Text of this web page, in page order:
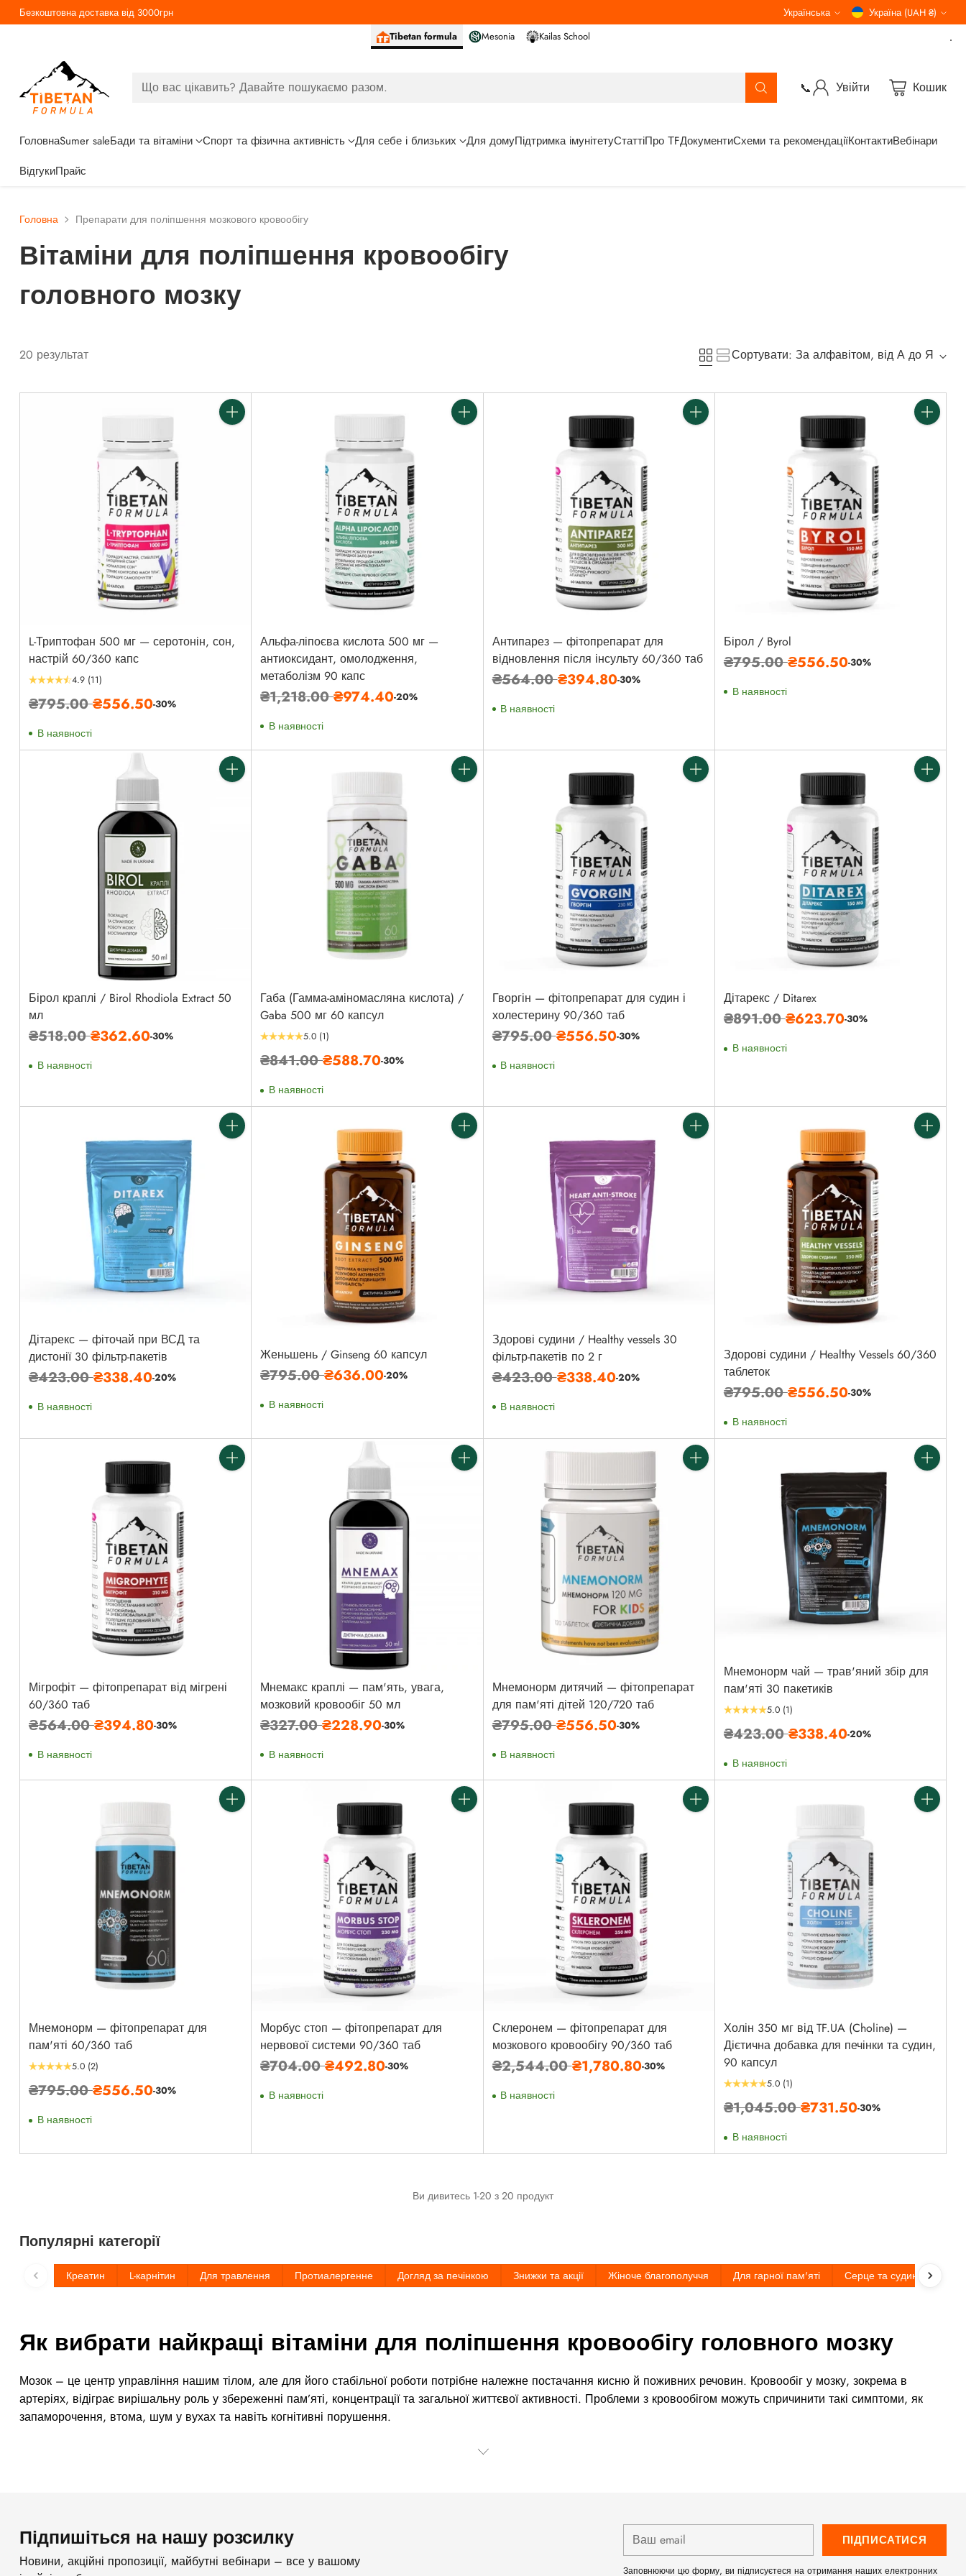
Tibetan formula Mesonia Kailas School
Що вас цікавить? Давайте пошукаємо разом. 📞 Увійти Кошик
ГоловнаSumer saleБади та вітаміни Спорт та фізична активність Для себе і близьких Для домуПідтримка імунітетуСтаттіПро ТFДокументиСхеми та рекомендаціїКонтактиВебінари
ВідгукиПрайс
Безкоштовна доставка від 3000грн Мова
Українська Валюта Україна (UAH ₴)
Головна Препарати для поліпшення мозкового кровообігу
Вітаміни для поліпшення кровообігу
головного мозку
20 результат Сортувати: За алфавітом, від А до Я
Кількість
L-Триптофан 500 мг — серотонін, сон,
настрій 60/360 капс
4.9 (11)
Звичайна
₴795.00₴556.50-30%
В наявності
Кількість
Альфа-ліпоєва кислота 500 мг —
антиоксидант, омолодження,
метаболізм 90 капс
Звичайна
₴1,218.00₴974.40-20%
В наявності
Кількість
Антипарез — фітопрепарат для
відновлення після інсульту 60/360 таб
Звичайна
₴564.00₴394.80-30%
В наявності
Кількість
Бірол / Byrol
Звичайна
₴795.00₴556.50-30%
В наявності
Кількість
Бірол краплі / Birol Rhodiola Extract 50
мл
Звичайна
₴518.00₴362.60-30%
В наявності
Кількість
Габа (Гамма-аміномасляна кислота) /
Gaba 500 мг 60 капсул
5.0 (1)
Звичайна
₴841.00₴588.70-30%
В наявності
Кількість
Гворгін — фітопрепарат для судин і
холестерину 90/360 таб
Звичайна
₴795.00₴556.50-30%
В наявності
Кількість
Дітарекс / Ditarex
Звичайна
₴891.00₴623.70-30%
В наявності
Кількість
Дітарекс — фіточай при ВСД та
дистонії 30 фільтр-пакетів
Звичайна
₴423.00₴338.40-20%
В наявності
Кількість
Женьшень / Ginseng 60 капсул
Звичайна
₴795.00₴636.00-20%
В наявності
Кількість
Здорові судини / Healthy vessels 30
фільтр-пакетів по 2 г
Звичайна
₴423.00₴338.40-20%
В наявності
Кількість
Здорові судини / Healthy Vessels 60/360
таблеток
Звичайна
₴795.00₴556.50-30%
В наявності
Кількість
Мігрофіт — фітопрепарат від мігрені
60/360 таб
Звичайна
₴564.00₴394.80-30%
В наявності
Кількість
Мнемакс краплі — пам'ять, увага,
мозковий кровообіг 50 мл
Звичайна
₴327.00₴228.90-30%
В наявності
Кількість
Мнемонорм дитячий — фітопрепарат
для пам'яті дітей 120/720 таб
Звичайна
₴795.00₴556.50-30%
В наявності
Кількість
Мнемонорм чай — трав'яний збір для
пам'яті 30 пакетиків
5.0 (1)
Звичайна
₴423.00₴338.40-20%
В наявності
Кількість
Мнемонорм — фітопрепарат для
пам'яті 60/360 таб
5.0 (2)
Звичайна
₴795.00₴556.50-30%
В наявності
Кількість
Морбус стоп — фітопрепарат для
нервової системи 90/360 таб
Звичайна
₴704.00₴492.80-30%
В наявності
Кількість
Склеронем — фітопрепарат для
мозкового кровообігу 90/360 таб
Звичайна
₴2,544.00₴1,780.80-30%
В наявності
Кількість
Холін 350 мг від TF.UA (Choline) —
Дієтична добавка для печінки та судин,
90 капсул
5.0 (1)
Звичайна
₴1,045.00₴731.50-30%
В наявності
Ви дивитесь 1-20 з 20 продукт
Популярні категорії
Креатин L-карнітин Для травлення Протиалергенне Догляд за печінкою Знижки та акції Жіноче благополуччя Для гарної пам'яті Серце та судини
Як вибрати найкращі вітаміни для поліпшення кровообігу головного мозку
Мозок – це центр управління нашим тілом, але для його стабільної роботи потрібне належне постачання кисню й поживних речовин. Кровообіг у мозку, зокрема в
артеріях, відіграє вирішальну роль у збереженні пам’яті, концентрації та загальної життєвої активності. Проблеми з кровообігом можуть спричинити такі симптоми, як
запаморочення, втома, шум у вухах та навіть когнітивні порушення.
Підпишіться на нашу розсилку
Новини, акційні пропозиції, майбутні вебінари – все у вашому
Ваш
email
ПІДПИСАТИСЯ
Заповнюючи цю форму, ви підписуєтеся на отримання наших електронних